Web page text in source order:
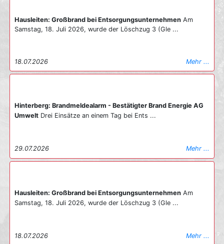
Hausleiten: Großbrand bei Entsorgungsunternehmen Am
Samstag, 18. Juli 2026, wurde der Löschzug 3 (Gle ...
18.07.2026 Mehr ...
Hinterberg: Brandmeldealarm - Bestätigter Brand Energie AG
Umwelt Drei Einsätze an einem Tag bei Ents ...
29.07.2026 Mehr ...
Hausleiten: Großbrand bei Entsorgungsunternehmen Am
Samstag, 18. Juli 2026, wurde der Löschzug 3 (Gle ...
18.07.2026 Mehr ...